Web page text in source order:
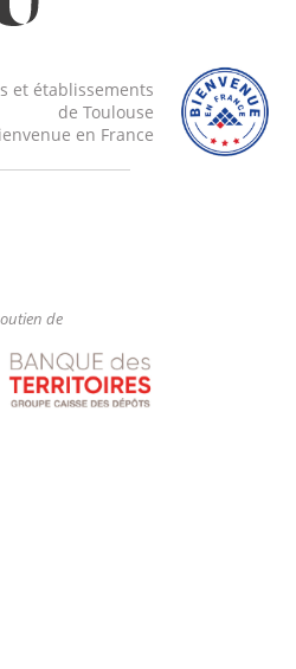
et établissements
de Toulouse
en France
de